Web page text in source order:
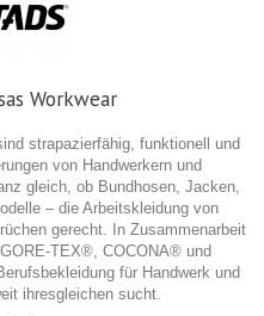
Workwear
strapazierfähig, funktionell und
von Handwerkern und
gleich, ob Bundhosen, Jacken,
– die Arbeitskleidung von
gerecht. In Zusammenarbeit
TEX®, COCONA® und
für Handwerk und
ihresgleichen sucht.